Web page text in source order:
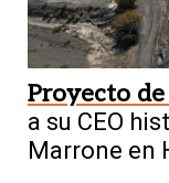
Proyecto
a su CEO
Marrone en